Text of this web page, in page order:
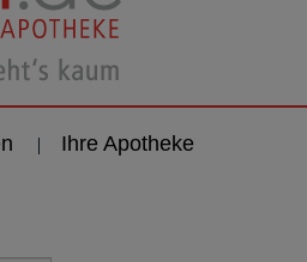
Ihre Apotheke